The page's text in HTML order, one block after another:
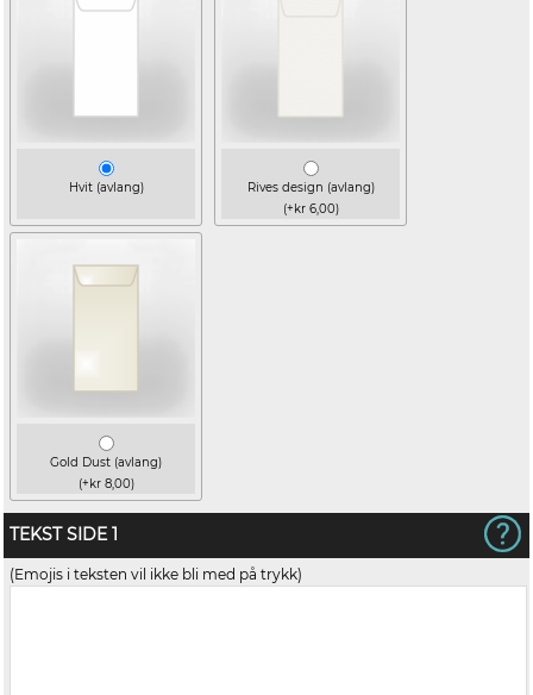
Hvit (avlang)
Rives design (avlang)
(+kr 6,00)
Gold Dust (avlang)
(+kr 8,00)
TEKST SIDE 1
(Emojis i teksten vil ikke bli med på trykk)